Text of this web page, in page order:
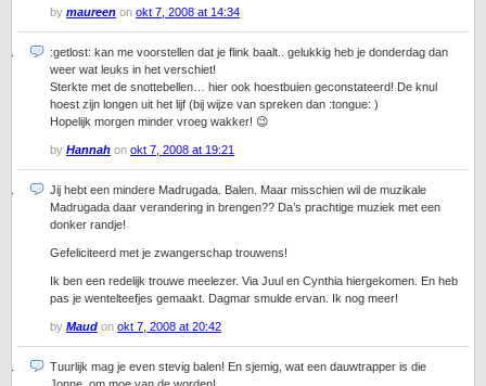
by maureen on okt 7, 2008 at 14:34
:getlost: kan me voorstellen dat je flink baalt.. gelukkig heb je donderdag dan
weer wat leuks in het verschiet!
Sterkte met de snottebellen… hier ook hoestbuien geconstateerd! De knul
hoest zijn longen uit het lijf (bij wijze van spreken dan :tongue: )
Hopelijk morgen minder vroeg wakker! 😉
by Hannah on okt 7, 2008 at 19:21
Jij hebt een mindere Madrugada. Balen. Maar misschien wil de muzikale
Madrugada daar verandering in brengen?? Da’s prachtige muziek met een
donker randje!
Gefeliciteerd met je zwangerschap trouwens!
Ik ben een redelijk trouwe meelezer. Via Juul en Cynthia hiergekomen. En heb
pas je wentelteefjes gemaakt. Dagmar smulde ervan. Ik nog meer!
by Maud on okt 7, 2008 at 20:42
Tuurlijk mag je even stevig balen! En sjemig, wat een dauwtrapper is die